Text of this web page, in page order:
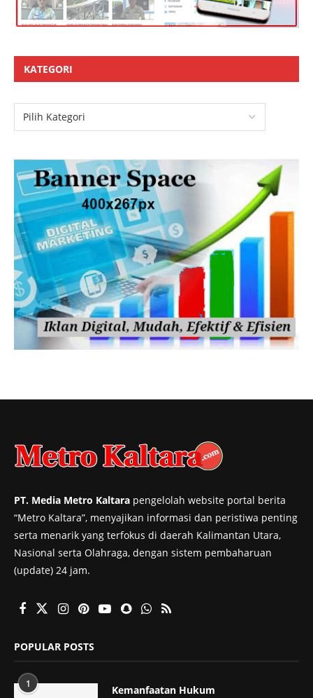
KATEGORI
PT. Media Metro Kaltara pengelolah website portal berita
“Metro Kaltara”, menyajikan informasi dan peristiwa penting
serta menarik yang terfokus di daerah Kalimantan Utara,
Nasional serta Olahraga, dengan sistem pembaharuan
(update) 24 jam.
POPULAR POSTS
1 Kemanfaatan Hukum